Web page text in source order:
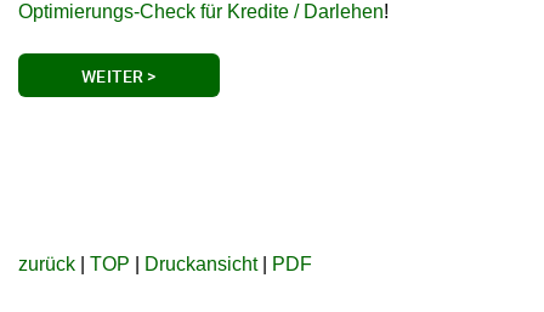
Optimierungs-Check für Kredite / Darlehen!
WEITER >
zurück TOP Druckansicht| PDF